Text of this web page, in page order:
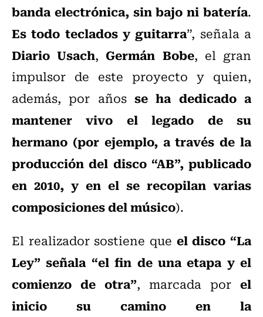
banda electrónica, sin bajo ni batería.
Es todo teclados y guitarra”, señala a
Diario Usach,Germán Bobe, el gran
impulsor de este proyecto y quien,
además, por años se ha dedicado a
mantener vivo el legado de su
hermano (por ejemplo, a través de la
producción del disco “AB”, publicado
en 2010, y en el se recopilan varias
composiciones del músico).
El realizador sostiene que el disco “La
Ley” señala “el fin de una etapa y el
comienzo de otra”, marcada por el
inicio su camino en la